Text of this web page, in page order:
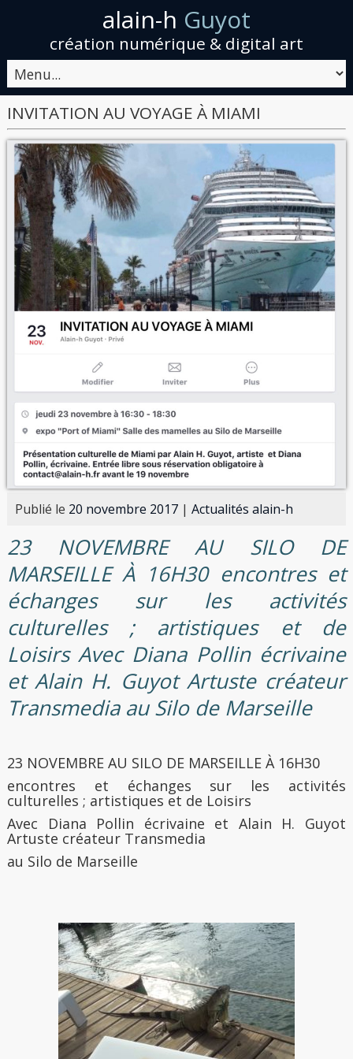
alain-h Guyot
création numérique & digital art
INVITATION AU VOYAGE À MIAMI
Publié le 20 novembre 2017| Actualités alain-h
23 NOVEMBRE AU SILO DE
MARSEILLE À 16H30 encontres et
échanges sur les activités
culturelles ; artistiques et de
Loisirs Avec Diana Pollin écrivaine
et Alain H. Guyot Artuste créateur
Transmedia au Silo de Marseille
23 NOVEMBRE AU SILO DE MARSEILLE À 16H30
encontres et échanges sur les activités
culturelles ; artistiques et de Loisirs
Avec Diana Pollin écrivaine et Alain H. Guyot
Artuste créateur Transmedia
au Silo de Marseille